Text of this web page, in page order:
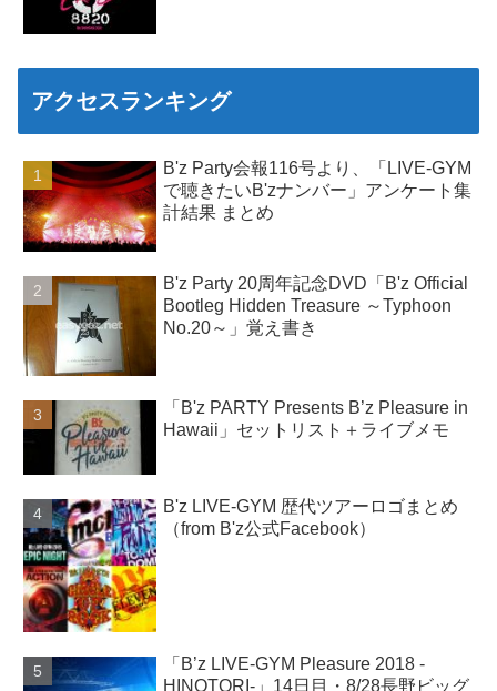
アクセスランキング
B'z Party会報116号より、「LIVE-GYM
で聴きたいB'zナンバー」アンケート集
計結果 まとめ
B'z Party 20周年記念DVD「B'z Official
Bootleg Hidden Treasure ～Typhoon
No.20～」覚え書き
「B'z PARTY Presents B’z Pleasure in
Hawaii」セットリスト＋ライブメモ
B'z LIVE-GYM 歴代ツアーロゴまとめ
（from B'z公式Facebook）
「B’z LIVE-GYM Pleasure 2018 -
HINOTORI-」14日目・8/28長野ビッグ